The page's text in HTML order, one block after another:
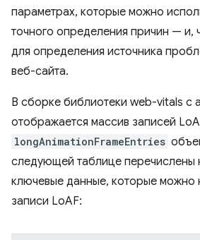
параметрах, которые можно
точного определения причин — и,
для определения источника
веб-сайта.
В сборке библиотеки web-vitals с
отображается массив записей
longAnimationFrameEntries
следующей таблице перечислены
ключевые данные, которые можно
записи LoAF: